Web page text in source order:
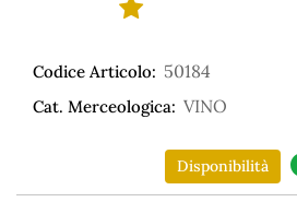
Codice Articolo: 50184
Cat. Merceologica: VINO
Disponibilità